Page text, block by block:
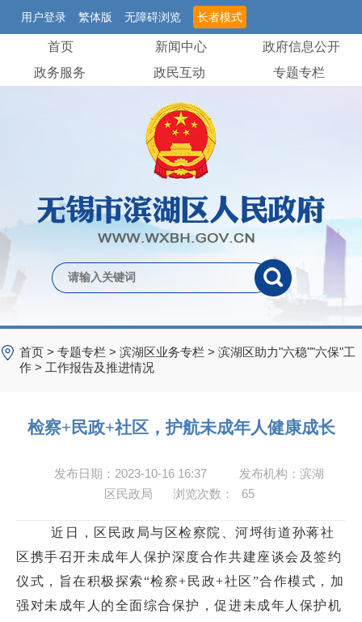
用户登录 繁体版 无障碍浏览 长者模式
首页 新闻中心
政府信息公开
政务服务
政民互动 专题专栏
首页 > 专题专栏 > 滨湖区业务专栏 > 滨湖区助力"六稳""六保"工
作 > 工作报告及推进情况
检察+民政+社区，护航未成年人健康成长
发布日期：2023-10-16 16:37
发布机构：滨湖
区民政局
浏览次数： 65
近日，区民政局与区检察院、河埒街道孙蒋社
区携手召开未成年人保护深度合作共建座谈会及签约
仪式，旨在积极探索“检察+ 民政+社区”合作模式，加
强对未成年人的全面综合保护，促进未成年人保护机